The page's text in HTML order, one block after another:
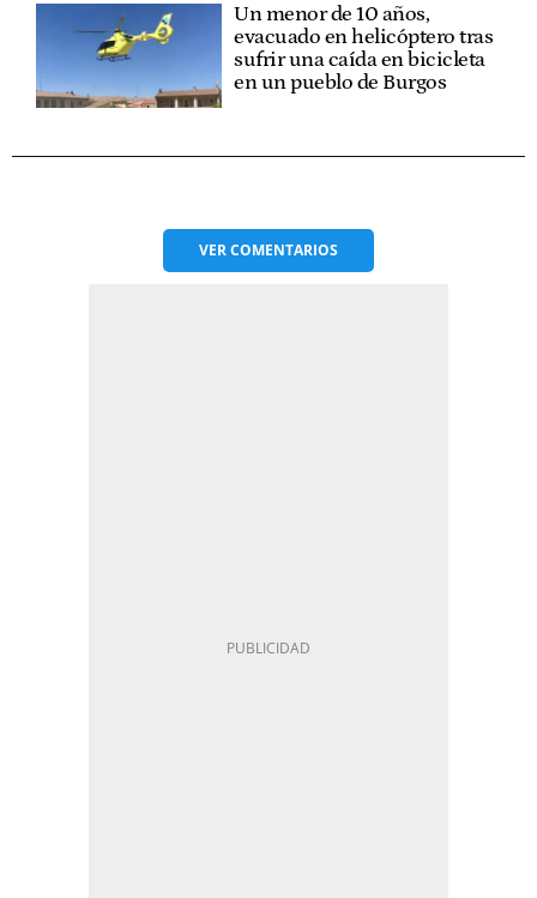
Un menor de 10 años,
evacuado en helicóptero tras
sufrir una caída en bicicleta
en un pueblo de Burgos
VERCOMENTARIOS